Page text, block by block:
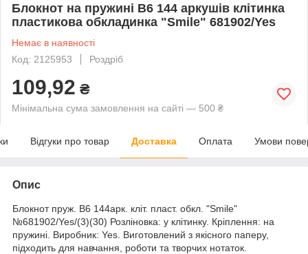
Блокнот на пружині B6 144 аркушів клітинка
пластикова обкладинка "Smile" 681902/Yes
Немає в наявності
Код: 2125953
Роздріб
109,92 ₴
Мінімальна сума замовлення на сайті — 500 ₴
Відгуки про товар Доставка Оплата Умови
Опис
Блокнот пруж. B6 144арк. кліт. пласт. обкл. "Smile"
№681902/Yes/(3)(30) Розліновка: у клітинку. Кріплення: на
пружині. Виробник: Yes. Виготовлений з якісного паперу,
підходить для навчання, роботи та творчих нотаток.